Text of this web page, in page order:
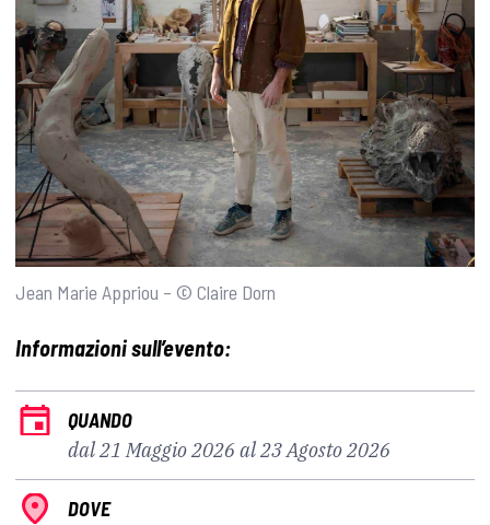
Jean Marie Appriou – © Claire Dorn
Informazioni sull’evento:
QUANDO
dal 21 Maggio 2026 al 23 Agosto 2026
DOVE